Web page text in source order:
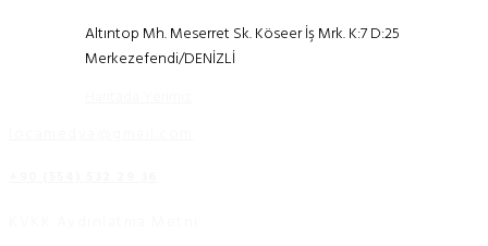
Altıntop Mh. Meserret Sk. Köseer İş Mrk. K:7 D:25
Merkezefendi/DENİZLİ